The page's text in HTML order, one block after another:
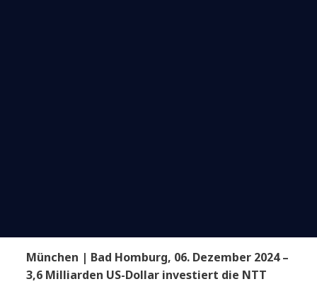
München | Bad Homburg, 06. Dezember 2024 –
3,6 Milliarden US-Dollar investiert die NTT